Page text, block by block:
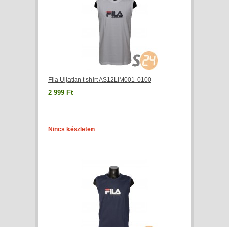
Fila Ujjatlan t shirt AS12LIM001-0100
2 999 Ft
Nincs készleten